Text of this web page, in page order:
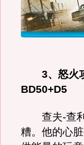
3、怒火
BD50+D5
查夫-查利
糟。他的心